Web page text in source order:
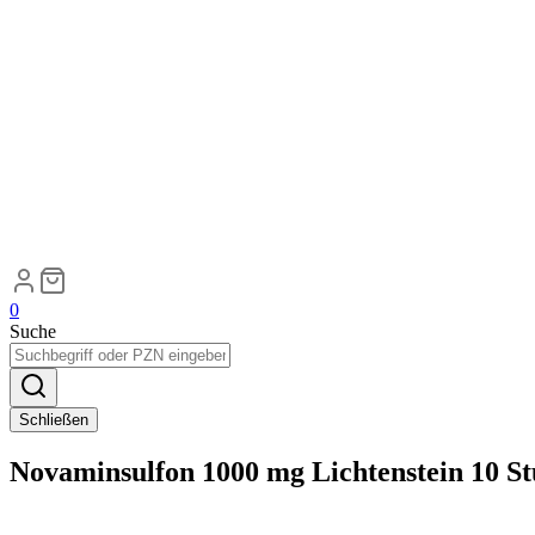
0
Suche
Schließen
Novaminsulfon 1000 mg Lichtenstein 10